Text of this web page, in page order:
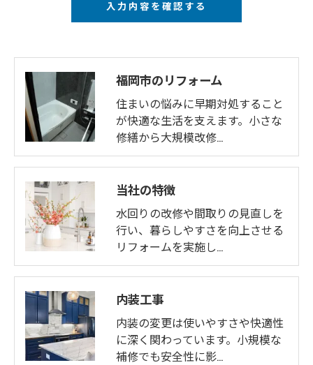
福岡市のリフォーム
住まいの悩みに早期対処すること
が快適な生活を支えます。小さな
修繕から大規模改修…
当社の特徴
水回りの改修や間取りの見直しを
行い、暮らしやすさを向上させる
リフォームを実施し…
内装工事
内装の変更は使いやすさや快適性
に深く関わっています。小規模な
補修でも安全性に影…
お問い合わせはこちら